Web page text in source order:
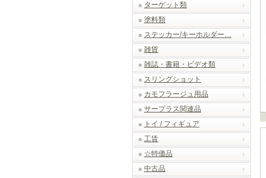
ターゲット類
塗料類
ステッカー/キーホルダー…
雑貨
雑誌・書籍・ビデオ類
スリングショット
カモフラージュ用品
サープラス関連品
トイ / フィギュア
工賃
☆特価品
中古品